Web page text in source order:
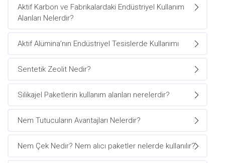
Aktif Karbon ve Fabrikalardaki Endüstriyel Kullanım
Alanları Nelerdir?
Aktif Alümina’nın Endüstriyel Tesislerde Kullanımı
Sentetik Zeolit Nedir?
Silikajel Paketlerin kullanım alanları nerelerdir?
Nem Tutucuların Avantajları Nelerdir?
Nem Çek Nedir? Nem alıcı paketler nelerde kullanılır?